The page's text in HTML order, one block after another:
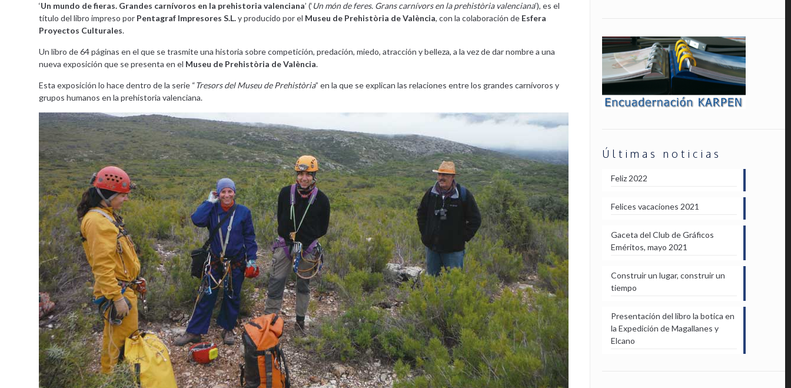
‘Un mundo de fieras. Grandes carnívoros en la prehistoria valenciana’ (‘Un món de feres. Grans carnívors en la prehistòria valenciana’), es el
título del libro impreso por Pentagraf Impresores S.L.y producido por el Museu de Prehistòria de València, con la colaboración de Esfera
Proyectos Culturales.
Un libro de 64 páginas en el que se trasmite una historia sobre competición, predación, miedo, atracción y belleza, a la vez de dar nombre a una
nueva exposición que se presenta en el Museu de Prehistòria de València.
Esta exposición lo hace dentro de la serie “Tresors del Museu de Prehistòria” en la que se explican las relaciones entre los grandes carnívoros y
grupos humanos en la prehistoria valenciana.
Últimas noticias
Feliz 2022
Felices vacaciones 2021
Gaceta del Club de Gráficos
Eméritos, mayo 2021
Construir un lugar, construir un
tiempo
Presentación del libro la botica en
la Expedición de Magallanes y
Elcano